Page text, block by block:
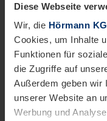
Diese Webseite
Wir, die Hörmann
Cookies, um Inhalte
Funktionen für
die Zugriffe auf
Außerdem geben wir
unserer Website an
Werbung und